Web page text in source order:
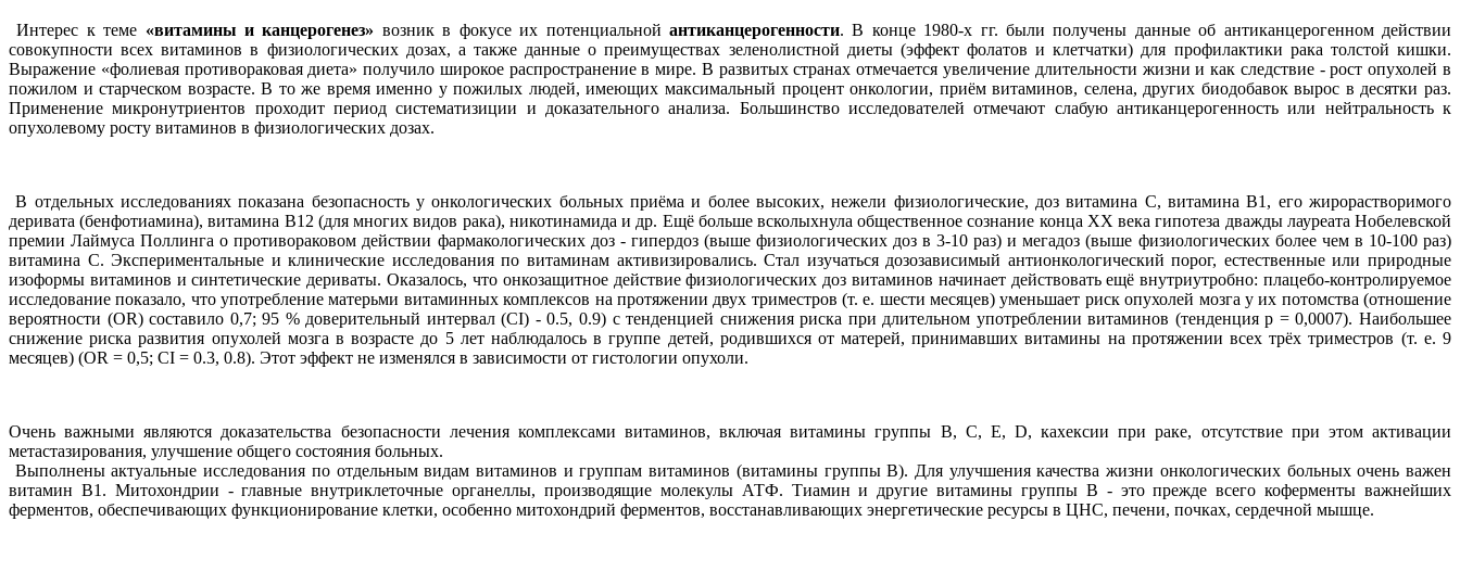
Интерес к теме «витамины и канцерогенез» возник в фокусе их потенциальной антиканцерогенности. В конце 1980-х гг. были получены данные об антиканцерогенном действии
совокупности всех витаминов в физиологических дозах, а также данные о преимуществах зеленолистной диеты (эффект фолатов и клетчатки) для профилактики рака толстой кишки.
Выражение «фолиевая противораковая диета» получило широкое распространение в мире. В развитых странах отмечается увеличение длительности жизни и как следствие - рост опухолей в
пожилом и старческом возрасте. В то же время именно у пожилых людей, имеющих максимальный процент онкологии, приём витаминов, селена, других биодобавок вырос в десятки раз.
Применение микронутриентов проходит период систематизиции и доказательного анализа. Большинство исследователей отмечают слабую антиканцерогенность или нейтральность к
опухолевому росту витаминов в физиологических дозах.
В отдельных исследованиях показана безопасность у онкологических больных приёма и более высоких, нежели физиологические, доз витамина С, витамина В1, его жирорастворимого
деривата (бенфотиамина), витамина В12 (для многих видов рака), никотинамида и др. Ещё больше всколыхнула общественное сознание конца ХХ века гипотеза дважды лауреата Нобелевской
премии Лаймуса Поллинга о противораковом действии фармакологических доз - гипердоз (выше физиологических доз в 3-10 раз) и мегадоз (выше физиологических более чем в 10-100 раз)
витамина С. Экспериментальные и клинические исследования по витаминам активизировались. Стал изучаться дозозависимый антионкологический порог, естественные или природные
изоформы витаминов и синтетические дериваты. Оказалось, что онкозащитное действие физиологических доз витаминов начинает действовать ещё внутриутробно: плацебо-контролируемое
исследование показало, что употребление матерьми витаминных комплексов на протяжении двух триместров (т. е. шести месяцев) уменьшает риск опухолей мозга у их потомства (отношение
вероятности (OR) составило 0,7; 95 % доверительный интервал (CI) - 0.5, 0.9) с тенденцией снижения риска при длительном употреблении витаминов (тенденция р = 0,0007). Наибольшее
снижение риска развития опухолей мозга в возрасте до 5 лет наблюдалось в группе детей, родившихся от матерей, принимавших витамины на протяжении всех трёх триместров (т. е. 9
месяцев) (OR = 0,5; CI = 0.3, 0.8). Этот эффект не изменялся в зависимости от гистологии опухоли.
Очень важными являются доказательства безопасности лечения комплексами витаминов, включая витамины группы В, С, Е, D, кахексии при раке, отсутствие при этом активации
метастазирования, улучшение общего состояния больных.
Выполнены актуальные исследования по отдельным видам витаминов и группам витаминов (витамины группы В). Для улучшения качества жизни онкологических больных очень важен
витамин В1. Митохондрии - главные внутриклеточные органеллы, производящие молекулы АТФ. Тиамин и другие витамины группы В - это прежде всего коферменты важнейших
ферментов, обеспечивающих функционирование клетки, особенно митохондрий ферментов, восстанавливающих энергетические ресурсы в ЦНС, печени, почках, сердечной мышце.